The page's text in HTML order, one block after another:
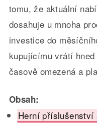
tomu, že aktuální
dosahuje u mnoha
investice do
kupujícímu vrátí
časově omezená a
Obsah:
Herní příslušenství